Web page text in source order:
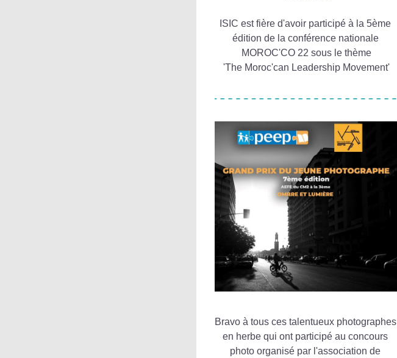
ISIC est fière d'avoir participé à la 5ème
édition de la conférence nationale
MOROC'CO 22 sous le thème
'The Moroc'can Leadership Movement'
Bravo à tous ces talentueux photographes
en herbe qui ont participé au concours
photo organisé par l'association de